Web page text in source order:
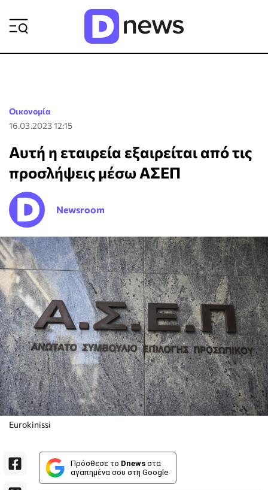
Οικονομία
16.03.2023 12:15
Αυτή η εταιρεία εξαιρείται από τις
προσλήψεις μέσω ΑΣΕΠ
Newsroom
Eurokinissi
Πρόσθεσε το Dnews στα
αγαπημένα σου στη Google